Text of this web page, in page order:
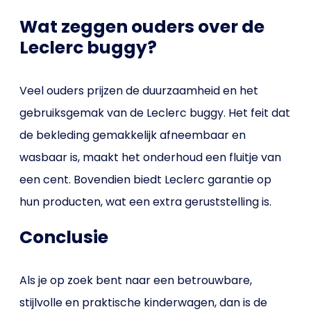
Wat zeggen ouders over de
Leclerc buggy?
Veel ouders prijzen de duurzaamheid en het
gebruiksgemak van de Leclerc buggy. Het feit dat
de bekleding gemakkelijk afneembaar en
wasbaar is, maakt het onderhoud een fluitje van
een cent. Bovendien biedt Leclerc garantie op
hun producten, wat een extra geruststelling is.
Conclusie
Als je op zoek bent naar een betrouwbare,
stijlvolle en praktische kinderwagen, dan is de